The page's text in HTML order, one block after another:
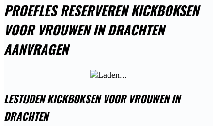
PROEFLES RESERVEREN KICKBOKSEN
VOOR VROUWEN IN DRACHTEN
AANVRAGEN
LESTIJDEN KICKBOKSEN VOOR VROUWEN IN
DRACHTEN